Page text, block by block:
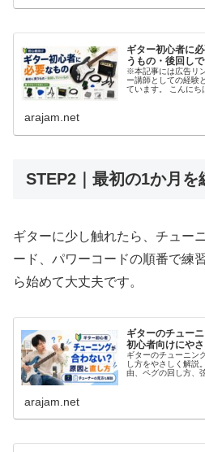
ギター初心者に
うもの・後回し
※本記事には広告リ
ー講師としての経験
ています。 こんにち
arajam.net
STEP2｜最初の1か月を
ギターに少し触れたら、チュー
ード、パワーコードの順番で練
ら始めて大丈夫です。
ギターのチュー
初心者向けにや
ギターのチューニン
し方をやさしく解説
由、ペグの回し方、
arajam.net